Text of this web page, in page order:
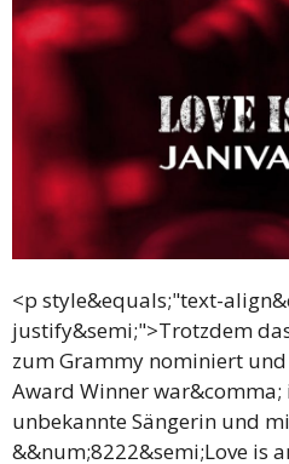
<p style&equals;"text-
justify&semi;">Trotzdem
zum Grammy nominiert
Award Winner war&comma;
unbekannte Sängerin und
&&num;8222&semi;Love is